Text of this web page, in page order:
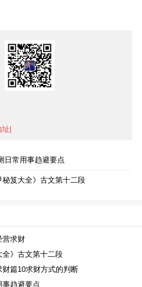
址|
日常用事趋避要点
秘笈大全》古文第十二段
营求财
》古文第十二段
篇10求财方式的判断
事趋避要点